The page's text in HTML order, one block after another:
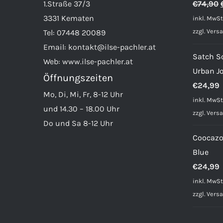
1.Straße 37/3
3331 Kematen
Tel: 07448 20089
Email: kontakt@ilse-pachler.at
Web: www.ilse-pachler.at
Öffnungszeiten
Mo, Di, Mi, Fr, 8-12 Uhr
und 14.30 – 18.00 Uhr
Do und Sa 8-12 Uhr
€74,90
inkl.
zzgl.
Satch
Urban
€24,99
inkl.
zzgl.
Blue
€24,99
inkl.
zzgl.